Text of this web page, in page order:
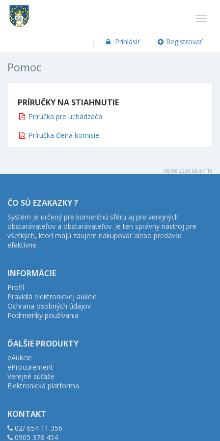
Prihlásiť Registrovať
Pomoc
PRÍRUČKY NA STIAHNUTIE
Príručka pre uchádzača
Príručka člena komisie
08.08.2026 06:57:16
ČO SÚ EZAKAZKY ?
Systém je určený pre komerčnú sféru aj pre verejných
obstarávateľov a obstarávateľov. Je ten správny nástroj pre
všetkých, ktorí majú záujem nakupovať alebo predávať
efektívne.
INFORMÁCIE
Profil
Pravidlá elektronickej aukcie
Ochrana osobných údajov
Podmienky používania
ĎALŠIE PRODUKTY
eAukcie
eProcurement
Verejné súťaže
Elektronická platforma
KONTAKT
02/ 654 11 356
0905 378 454